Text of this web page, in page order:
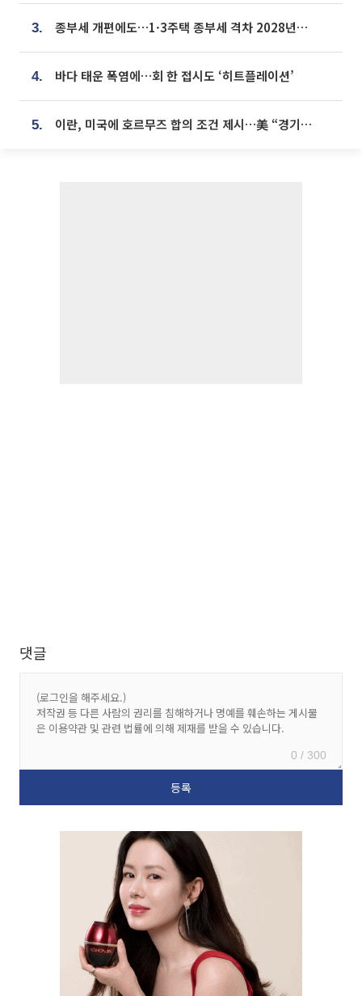
3. 종부세 개편에도…1·3주택 종부세 격차 2028년부터 확대
4. 바다 태운 폭염에…회 한 접시도 ‘히트플레이션’
5. 이란, 미국에 호르무즈 합의 조건 제시…美 “경기 아직 안 끝나” [종합]
댓글
0 / 300